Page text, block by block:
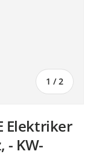
1 / von
2
Elektriker
- KW-